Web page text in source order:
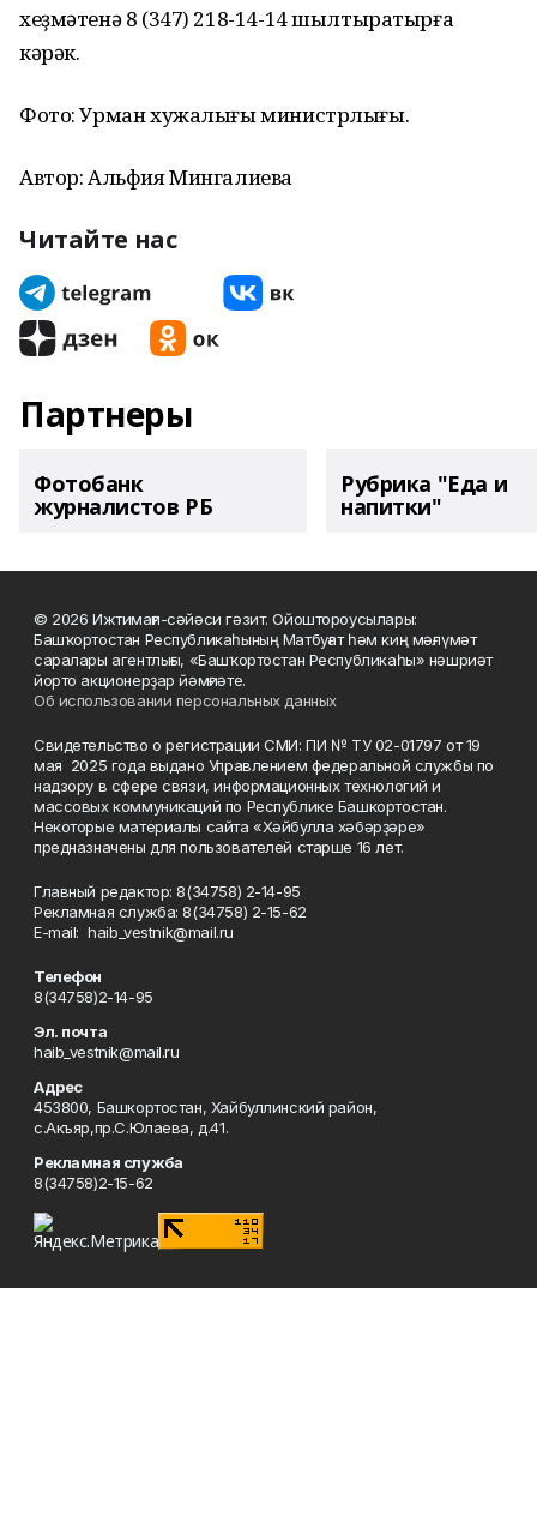
хеҙмәтенә 8 (347) 218-14-14 шылтыратырға
кәрәк.
Фото: Урман хужалығы министрлығы.
Автор: Альфия Мингалиева
Читайте нас
Партнеры
Фотобанк
журналистов РБ
Рубрика "Еда и
напитки"
© 2026 Ижтимағи-сәйәси гәзит. Ойоштороусылары:
Башҡортостан Республикаһының Матбуғат һәм киң мәғлүмәт
саралары агентлығы, «Башҡортостан Республикаһы» нәшриәт
йорто акционерҙар йәмғиәте.
Об использовании персональных данных
Свидетельство о регистрации СМИ: ПИ № ТУ 02-01797 от 19
мая 2025 года выдано Управлением федеральной службы по
надзору в сфере связи, информационных технологий и
массовых коммуникаций по Республике Башкортостан.
Некоторые материалы сайта «Хәйбулла хәбәрҙәре»
предназначены для пользователей старше 16 лет.
Главный редактор: 8(34758) 2-14-95
Рекламная служба: 8(34758) 2-15-62
Е-mаil: haib_vestnik@mail.ru
Телефон
8(34758)2-14-95
Эл. почта
haib_vestnik@mail.ru
Адрес
453800, Башкортостан, Хайбуллинский район,
с.Акъяр,пр.С.Юлаева, д.41.
Рекламная служба
8(34758)2-15-62